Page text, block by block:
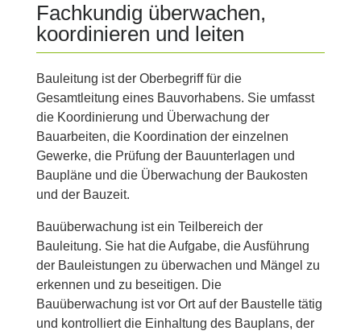
Fachkundig überwachen,
koordinieren und leiten
Bauleitung ist der Oberbegriff für die
Gesamtleitung eines Bauvorhabens. Sie umfasst
die Koordinierung und Überwachung der
Bauarbeiten, die Koordination der einzelnen
Gewerke, die Prüfung der Bauunterlagen und
Baupläne und die Überwachung der Baukosten
und der Bauzeit.
Bauüberwachung ist ein Teilbereich der
Bauleitung. Sie hat die Aufgabe, die Ausführung
der Bauleistungen zu überwachen und Mängel zu
erkennen und zu beseitigen. Die
Bauüberwachung ist vor Ort auf der Baustelle tätig
und kontrolliert die Einhaltung des Bauplans, der